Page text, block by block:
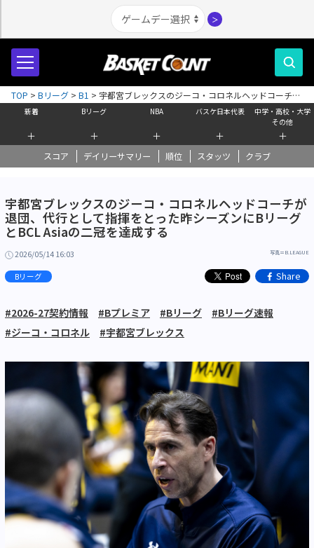
＞
新着
＋
Bリーグ
＋
NBA
＋
バスケ日本代表
＋
中学・高校・大学
その他
＋
スコア デイリーサマリー 順位 スタッツ クラブ
TOP > Bリーグ > B1 > 宇都宮ブレックスのジーコ・コロネルヘッドコーチが
退団、代行として指揮をとった昨シーズンにBリーグとBCL Asiaの二冠を達成
する
宇都宮ブレックスのジーコ・コロネルヘッドコーチが
退団、代行として指揮をとった昨シーズンにBリーグ
とBCL Asiaの二冠を達成する
2026/05/14 16:03 写真＝B.LEAGUE
Bリーグ Share
#2026-27契約情報 #Bプレミア #Bリーグ
#Bリーグ速報
#ジーコ・コロネル
#宇都宮ブレックス